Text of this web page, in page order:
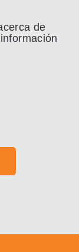
de